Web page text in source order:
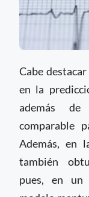
Cabe
en la
además
comparable
Además, en
también
pues, en un